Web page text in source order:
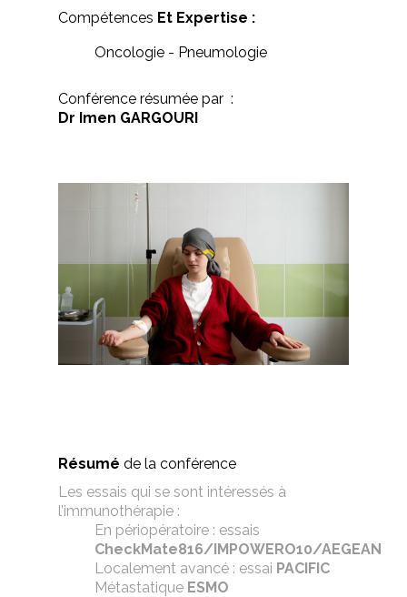
Compétences Et Expertise :
Oncologie - Pneumologie
Conférence résumée par :
Dr Imen GARGOURI
Résumé de la conférence
Les essais qui se sont intéressés à
l’immunothérapie :
En périopératoire : essais
CheckMate816/IMPOWERO10/AEGEAN
Localement avancé : essai PACIFIC
Métastatique ESMO